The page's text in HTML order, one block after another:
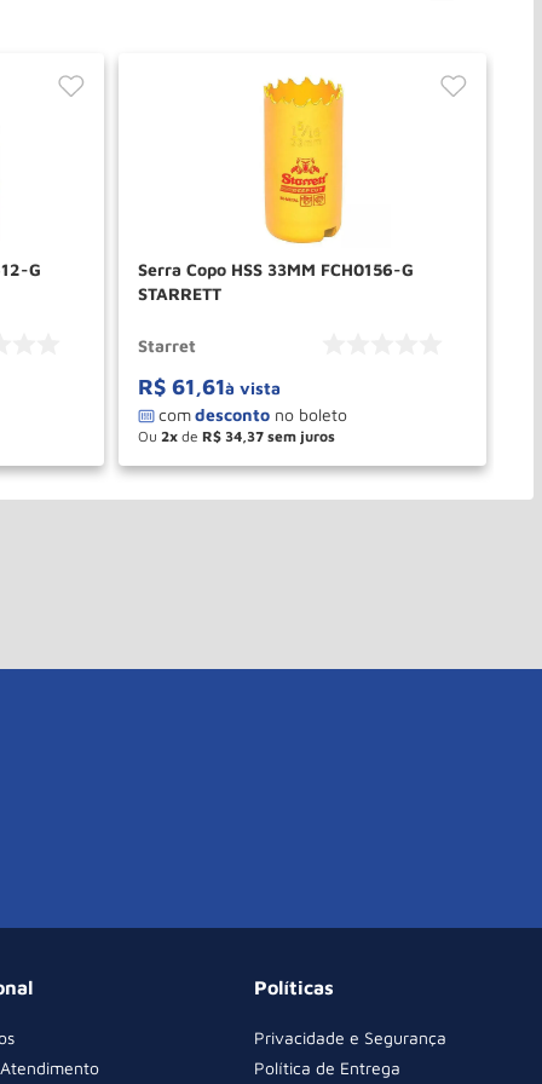
G
Serra Copo HSS 33MM FCH0156-G
STARRETT
Starret
R$ 61,61à vista
Ou 2 de R$ 34,37
＋
－ COMPRAR
Políticas
Privacidade e Segurança
Política de Entrega